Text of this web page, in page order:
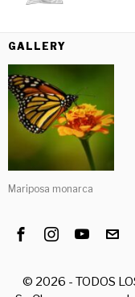
GALLERY
Mariposa monarca
© 2026 - TODOS